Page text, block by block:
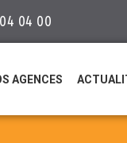
04 00
AGENCES